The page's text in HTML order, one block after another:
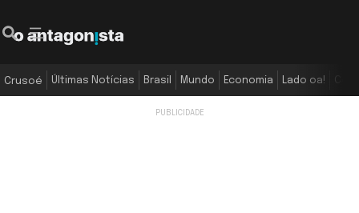
Crusoé Últimas Notícias Brasil Mundo Economia Lado oa!